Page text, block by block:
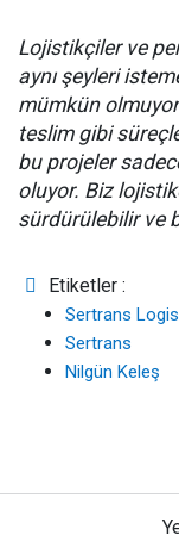
Lojistikçiler ve
aynı şeyleri
mümkün
teslim gibi
bu projeler
oluyor. Biz
sürdürülebilir ve
Etiketler :
Sertrans
Sertrans
Nilgün Keleş